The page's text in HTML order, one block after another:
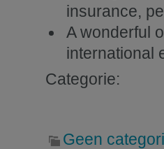
insurance,
A wonderful
international
Categorie:
Geen